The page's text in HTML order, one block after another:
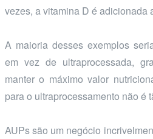
vezes, a vitamina D é adicionada
A maioria desses exemplos
em vez de ultraprocessada,
manter o máximo valor
para o ultraprocessamento não é
AUPs são um negócio